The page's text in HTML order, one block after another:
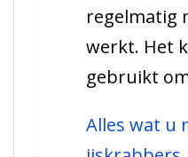
regelmatig
werkt. Het
gebruikt
Alles wat u